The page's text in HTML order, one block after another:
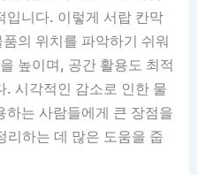
입니다. 이렇게 서랍 칸막
의 위치를 파악하기 쉬워
높이며, 공간 활용도 최적
. 시각적인 감소로 인한 물
하는 사람들에게 큰 장점을
리하는 데 많은 도움을 줍